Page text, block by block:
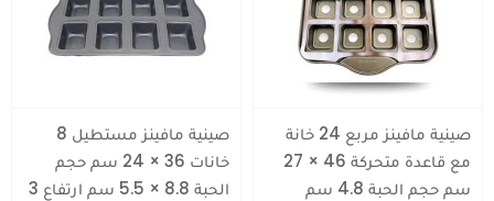
صينية مافينز مربع 24 خانة
مع قاعدة متحركة 46 × 27
سم حجم الحبة 4.8 سم
صينية مافينز مستطيل 8
خانات 36 × 24 سم حجم
الحبة 8.8 × 5.5 سم ارتفاع 3